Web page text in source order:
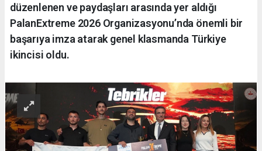
düzenlenen ve paydaşları arasında yer aldığı
PalanExtreme 2026 Organizasyonu’nda önemli bir
başarıya imza atarak genel klasmanda Türkiye
ikincisi oldu.